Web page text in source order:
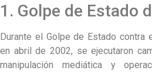
1. Golpe de Estado
Durante el Golpe de Estado contra
en abril de 2002, se ejecutaron
manipulación mediática y